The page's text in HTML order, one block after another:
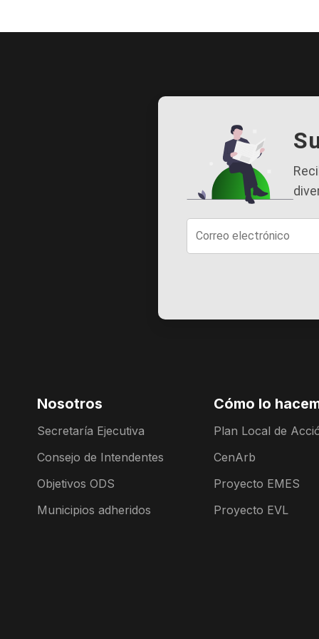
Nosotros
Secretaría Ejecutiva
Consejo de Intendentes
Objetivos ODS
Municipios adheridos
Cómo lo
Plan Local de
CenArb
Proyecto EMES
Proyecto EVL